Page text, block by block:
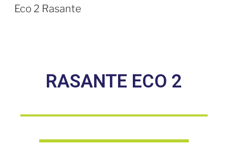
Eco 2 Rasante
RASANTE ECO 2